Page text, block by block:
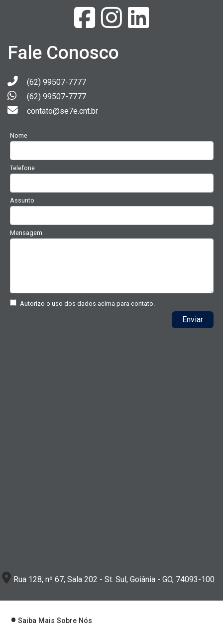
Fale Conosco
(62) 99507-7777
(62) 99507-7777
contato@se7e.cnt.br
Nome
Telefone
Assunto
Mensagem
Autorizo o uso dos dados acima para contato.
Enviar
Rua 128, nº 67, Sala 202 - St. Sul, Goiânia - GO, 74093-100
Saiba Mais Sobre Nós